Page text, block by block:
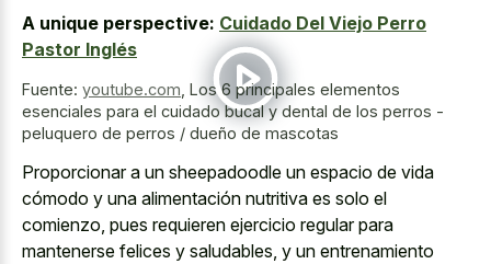
A unique perspective: Cuidado Del Viejo Perro
Pastor Inglés
Fuente: youtube.com, Los 6 principales elementos
esenciales para el cuidado bucal y dental de los perros -
peluquero de perros / dueño de mascotas
Proporcionar a un sheepadoodle un espacio de vida
cómodo y una alimentación nutritiva es solo el
comienzo, pues requieren ejercicio regular para
mantenerse felices y saludables, y un entrenamiento